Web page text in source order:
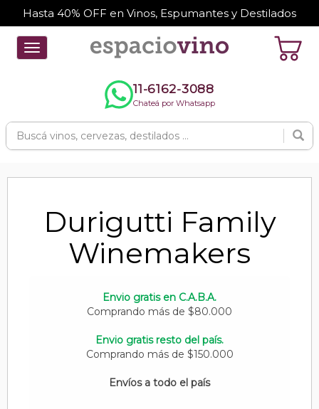
Hasta 40% OFF en Vinos, Espumantes y Destilados
Toggle
navigation
11-6162-3088
Chateá por Whatsapp
Durigutti Family
Winemakers
Envio gratis en C.A.B.A.
Comprando más de $80.000
Envio gratis resto del país.
Comprando más de $150.000
Envíos a todo el país